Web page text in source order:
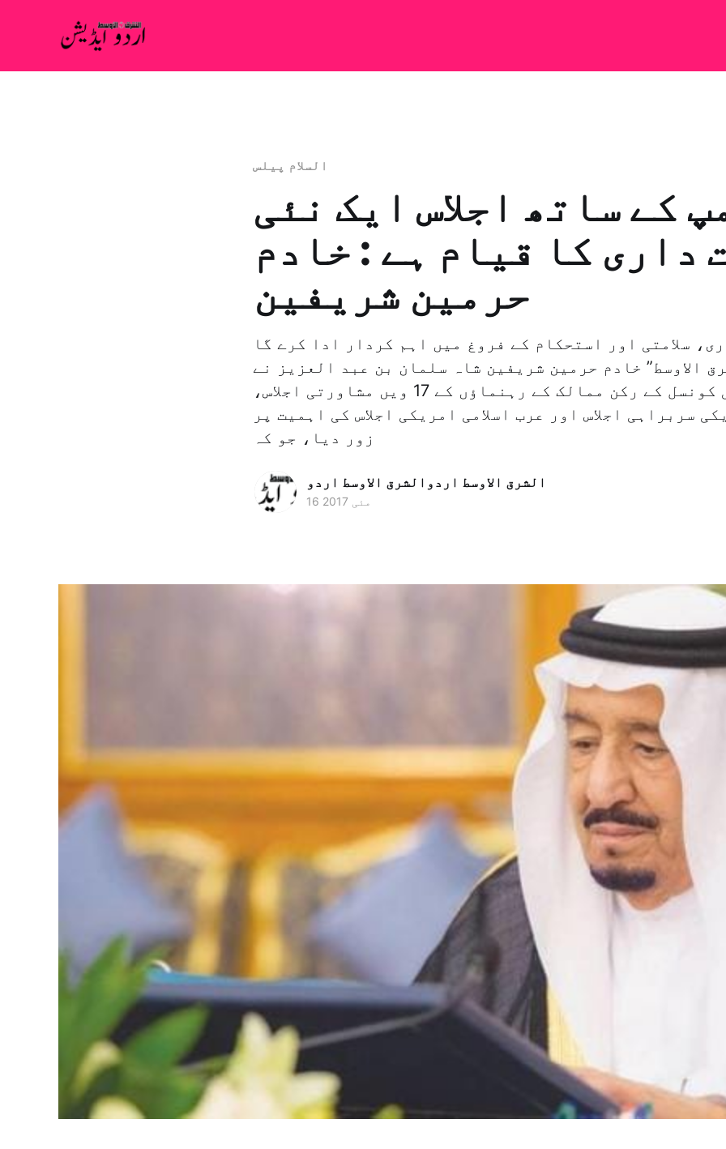
السلام پیلس
کے ساتھ اجلاس ایک نئی
داری کا قیام ہے : خادم
حرمين شریفین
سلامتی اور استحکام کے فروغ میں اہم کردار ادا کرے گا
الاوسط” خادم حرمین شریفین شاہ سلمان بن عبد العزیز نے
خلیجی تعاونی کونسل کے رکن ممالک کے رہنماؤں کے 17 ویں مشاورتی اجلاس،
سربراہی اجلاس اور عرب اسلامی امریکی اجلاس کی اہمیت پر
زور دیا، جو کہ
الشرق الاوسط اردوالشرق الاوسط اردو
16 مئی 2017